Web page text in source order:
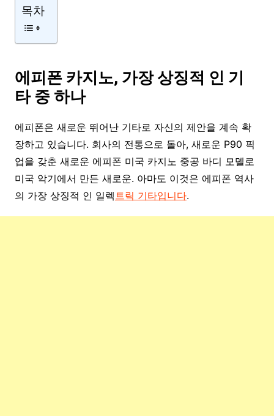
목차
에피폰 카지노, 가장 상징적 인 기
타 중 하나
에피폰은 새로운 뛰어난 기타로 자신의 제안을 계속 확
장하고 있습니다. 회사의 전통으로 돌아, 새로운 P90 픽
업을 갖춘 새로운 에피폰 미국 카지노 중공 바디 모델로
미국 악기에서 만든 새로운. 아마도 이것은 에피폰 역사
의 가장 상징적 인 일렉트릭 기타입니다.